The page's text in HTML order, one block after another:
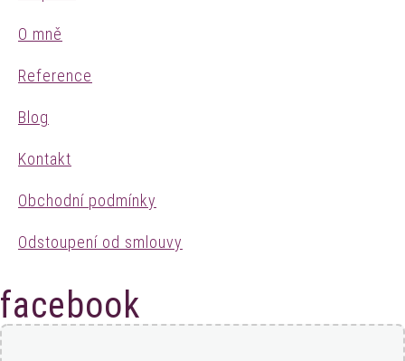
O mně
Reference
Blog
Kontakt
Obchodní podmínky
Odstoupení od smlouvy
facebook